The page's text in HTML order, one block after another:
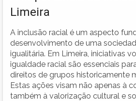
Limeira
A inclusão racial é um aspecto
desenvolvimento de uma
igualitária. Em Limeira, iniciativas
igualdade racial são essenciais
direitos de grupos historicamente
Estas ações visam não apenas à
também à valorização cultural e